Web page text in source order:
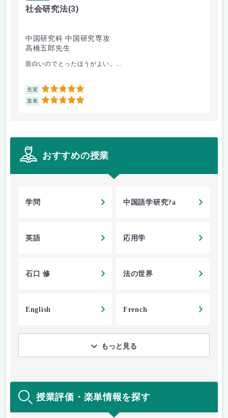
社会研究法(3)
中国研究科 中国研究専攻
高橋五郎先生
面白いのでとったほうがよい。...
充実 5
楽単 5
おすすめの授業
学問 中国語学研究?a
英語 応用学
石口 修 法の世界
English French
もっと見る
授業評価・楽単情報を探す